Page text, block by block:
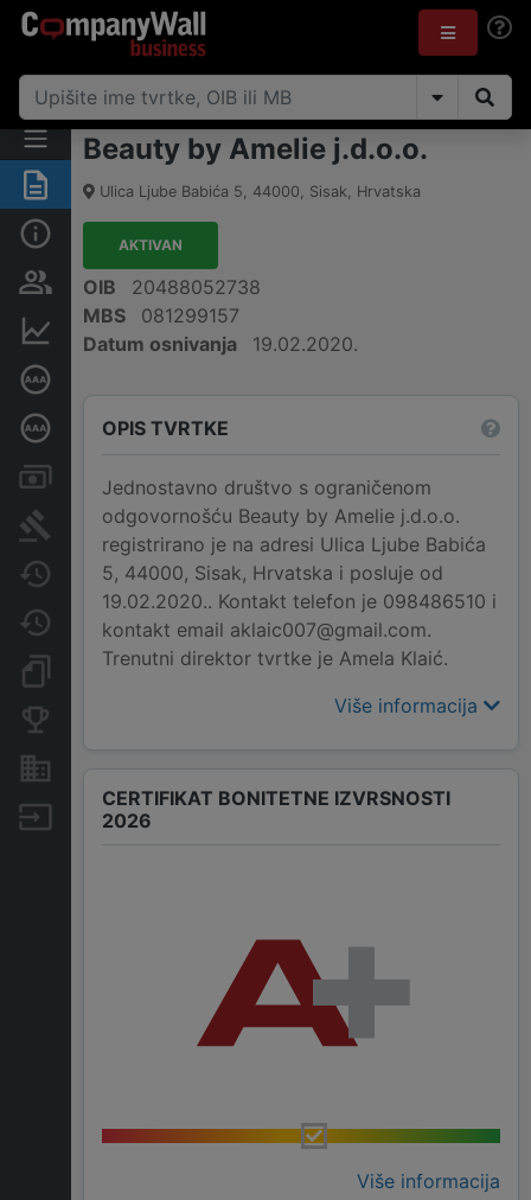
Sažetak
Osobe i vlasništvo
Dubinska bonitetna ocjena
Računi i blokade
Sudske objave
Javne nabavke
Promjene
Dokumenti i objave
Nekretnine i imovina
Izvoz
Beauty by Amelie j.d.o.o.
Ulica Ljube Babića 5, 44000, Sisak, Hrvatska
AKTIVAN
OIB
20488052738
MBS
081299157
Datum osnivanja
19.02.2020.
OPIS TVRTKE
Jednostavno društvo s ograničenom
odgovornošću Beauty by Amelie j.d.o.o.
registrirano je na adresi Ulica Ljube Babića
5, 44000, Sisak, Hrvatska i posluje od
19.02.2020.. Kontakt telefon je 098486510 i
kontakt email aklaic007@gmail.com.
Trenutni direktor tvrtke je Amela Klaić.
Više informacija
CERTIFIKAT BONITETNE IZVRSNOSTI
2026
Više informacija